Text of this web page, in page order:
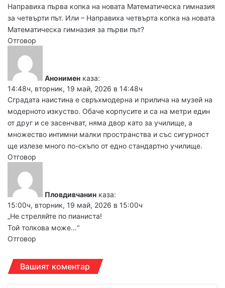
Направиха първа копка на новата Математическа гимназия
за четвърти път. Или – Направиха четвърта копка на новата
Математическа гимназия за първи път?
Отговор
Анонимен каза:
14:48ч, вторник, 19 май, 2026 в 14:48ч
Сградата наистина е свръхмодерна и прилича на музей на
модерното изкуство. Обаче корпусите и са на метри един
от друг и се засенчват, няма двор като за училище, а
множество интимни малки пространства и със сигурност
ще излезе много по-скъпо от едно стандартно училище.
Отговор
Пловдивчанин каза:
15:00ч, вторник, 19 май, 2026 в 15:00ч
„Не стреляйте по пианиста!
Той толкова може…“
Отговор
Вашият коментар